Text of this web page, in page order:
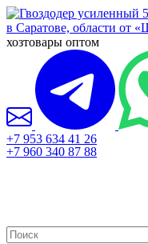
хозтовары оптом
+7 953 634 41 26
+7 960 340 87 88